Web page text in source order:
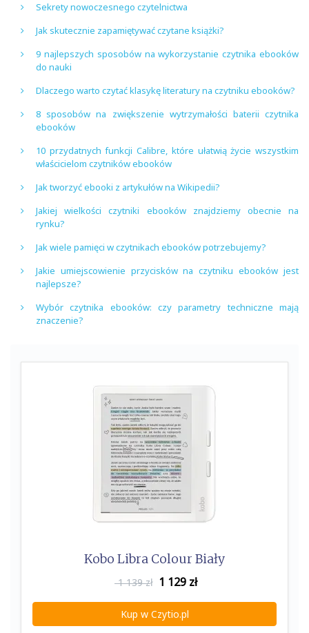
Sekrety nowoczesnego czytelnictwa
Jak skutecznie zapamiętywać czytane książki?
9 najlepszych sposobów na wykorzystanie czytnika ebooków
do nauki
Dlaczego warto czytać klasykę literatury na czytniku ebooków?
8 sposobów na zwiększenie wytrzymałości baterii czytnika
ebooków
10 przydatnych funkcji Calibre, które ułatwią życie wszystkim
właścicielom czytników ebooków
Jak tworzyć ebooki z artykułów na Wikipedii?
Jakiej wielkości czytniki ebooków znajdziemy obecnie na
rynku?
Jak wiele pamięci w czytnikach ebooków potrzebujemy?
Jakie umiejscowienie przycisków na czytniku ebooków jest
najlepsze?
Wybór czytnika ebooków: czy parametry techniczne mają
znaczenie?
Kobo Libra Colour Biały
1 139 zł 1 129zł
Kup w Czytio.pl